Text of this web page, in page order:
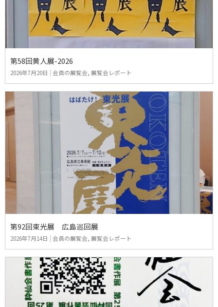
第58回黄人展-2026
2026年7月20日 会員の展覧会, 展覧会レポート
第92回東光展 広島巡回展
2026年7月14日 | 会員の展覧会, 展覧会レポート